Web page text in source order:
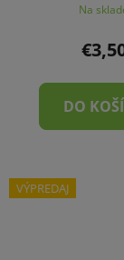
Na
DO
VÝPREDAJ